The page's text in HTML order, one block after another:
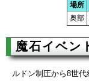
場所
奥部
魔石イベン
ルドン制圧から8世代